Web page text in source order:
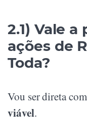
2.1) Vale
ações de
Toda?
Vou ser direta
viável.